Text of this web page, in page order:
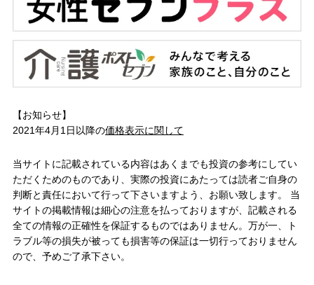
【お知らせ】
2021年4月1日以降の価格表示に関して
当サイトに記載されている内容はあくまでも投資の参考にしてい
ただくためのものであり、実際の投資にあたっては読者ご自身の
判断と責任において行って下さいますよう、お願い致します。 当
サイトの掲載情報は細心の注意を払っておりますが、記載される
全ての情報の正確性を保証するものではありません。万が一、ト
ラブル等の損失が被っても損害等の保証は一切行っておりません
ので、予めご了承下さい。